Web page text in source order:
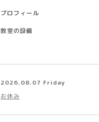
プロフィール
教室の設備
2026.08.07 Friday
お休み